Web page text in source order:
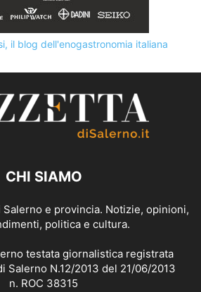
CHI SIAMO
e provincia. Notizie, opinioni,
politica e cultura.
testata giornalistica registrata
Salerno N.12/2013 del 21/06/2013
n. ROC 38315